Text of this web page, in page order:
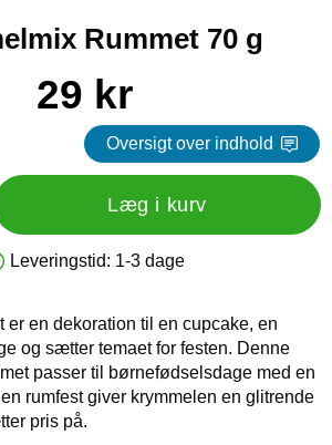
Rummet 70 g
Rummet 70 g
pris
29 kr
Oversigt over indhold
Læg i kurv
På lager
Leveringstid: 1-3 dage
er en dekoration til en cupcake, en
og sætter temaet for festen. Denne
passer til børnefødselsdage med en
rumfest giver krymmelen en glitrende
pris på.